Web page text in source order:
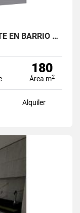
SE ARRIENDA CASA INDEPENDIENTE EN BARRIO QUIROGA SUR
180
Área m2
Alquiler